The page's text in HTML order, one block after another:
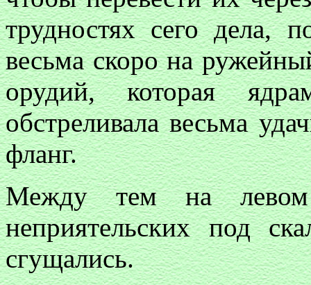
трудностях сего дела,
весьма скоро на
орудий, которая
обстреливала весьма
фланг.
Между тем на
неприятельских под
сгущались.